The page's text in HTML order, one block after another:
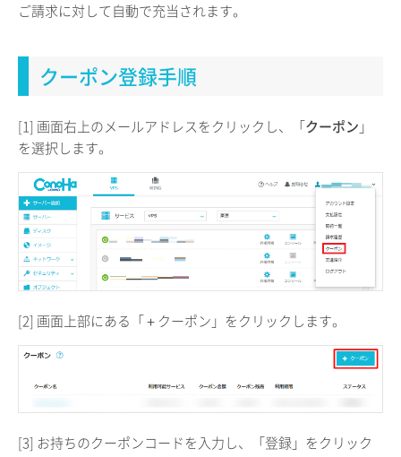
ご請求に対して自動で充当されます。
クーポン登録手順
[1] 画面右上のメールアドレスをクリックし、「クーポン 」
を選択します。
[2] 画面上部にある「＋クーポン」をクリックします。
[3] お持ちのクーポンコードを入力し、「登録」をクリック